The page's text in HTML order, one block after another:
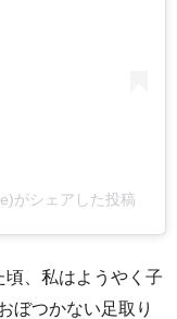
がシェアした投稿
頃、私はようやく子
ぼつかない足取り